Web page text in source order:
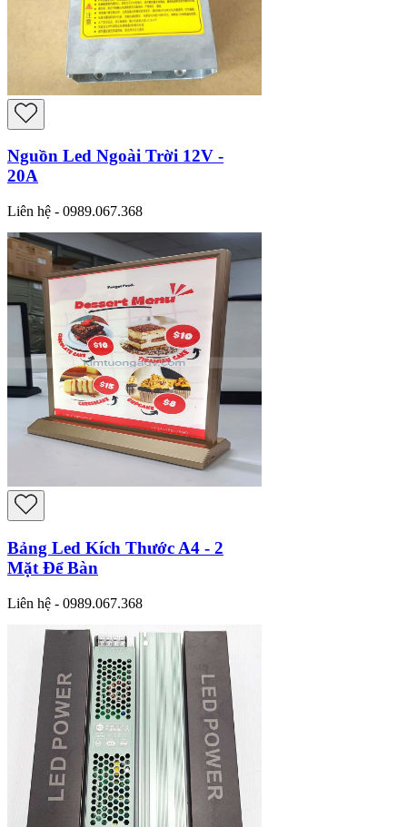
Nguồn Led Ngoài Trời 12V -
20A
Liên hệ - 0989.067.368
Bảng Led Kích Thước A4 - 2
Mặt Để Bàn
Liên hệ - 0989.067.368